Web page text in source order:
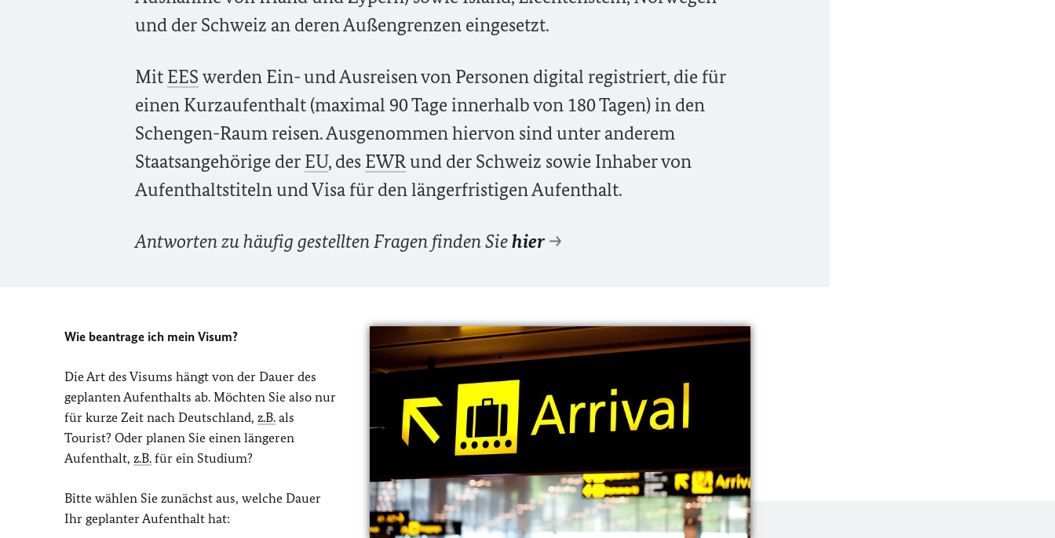
und der Schweiz an deren Außengrenzen eingesetzt.
Mit EES werden Ein- und Ausreisen von Personen digital registriert, die für
einen Kurzaufenthalt (maximal 90 Tage innerhalb von 180 Tagen) in den
Schengen-Raum reisen. Ausgenommen hiervon sind unter anderem
Staatsangehörige der EU, des EWRund der Schweiz sowie Inhaber von
Aufenthaltstiteln und Visa für den längerfristigen Aufenthalt.
Antworten zu häufig gestellten Fragen finden Siehier
Wie beantrage ich mein Visum?
Die Art des Visums hängt von der Dauer des
geplanten Aufenthalts ab. Möchten Sie also nur
für kurze Zeit nach Deutschland, z.B. als
Tourist? Oder planen Sie einen längeren
Aufenthalt, z.B. für ein Studium?
Bitte wählen Sie zunächst aus, welche Dauer
Ihr geplanter Aufenthalt hat: